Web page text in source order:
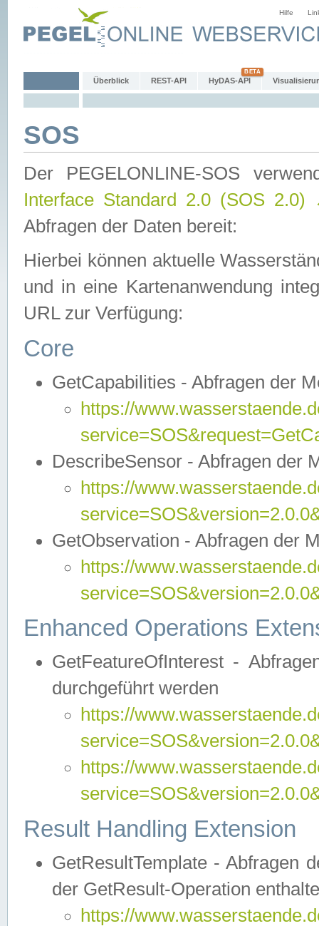
Hilfe
Überblick REST-API HyDAS-API
SOS
Der PEGELONLINE-SOS
Interface Standard 2.0 (SOS 2.0)
Abfragen der Daten bereit:
Hierbei können aktuelle
und in eine Kartenanwendung
URL zur Verfügung:
Core
GetCapabilities - Abfragen der
https://
DescribeSensor - Abfragen der
https://
GetObservation - Abfragen der
https://
Enhanced Operations
GetFeatureOfInterest -
durchgeführt werden
https://
https://
Result Handling Extension
GetResultTemplate - Abfragen
der GetResult-Operation
https://